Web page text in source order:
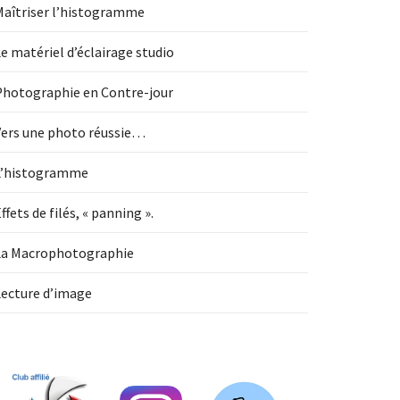
l’histogramme
matériel d’éclairage studio
en Contre-jour
une photo réussie…
de filés, « panning ».
Macrophotographie
d’image